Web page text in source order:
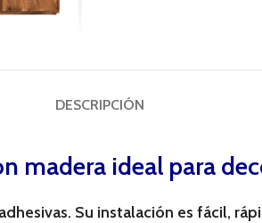
DESCRIPCIÓN
madera ideal para
Su instalación es fácil,